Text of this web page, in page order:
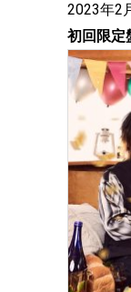
2023年2
初回限定